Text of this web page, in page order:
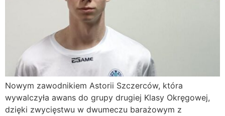
Nowym zawodnikiem Astorii Szczerców, która
wywalczyła awans do grupy drugiej Klasy Okręgowej,
dzięki zwycięstwu w dwumeczu barażowym z